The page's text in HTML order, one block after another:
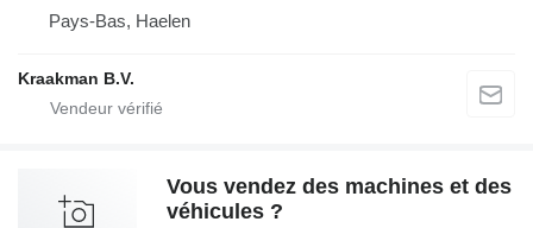
Pays-Bas, Haelen
Kraakman B.V.
Vous vendez des machines et des
véhicules ?